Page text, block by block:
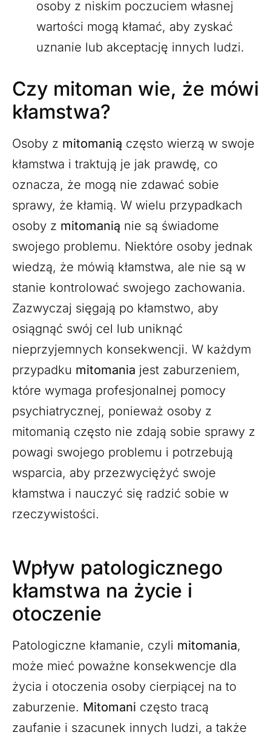
osoby z niskim poczuciem własnej
wartości mogą kłamać, aby zyskać
uznanie lub akceptację innych ludzi.
Czy mitoman wie, że mówi
kłamstwa?
Osoby z mitomanią często wierzą w swoje
kłamstwa i traktują je jak prawdę, co
oznacza, że mogą nie zdawać sobie
sprawy, że kłamią. W wielu przypadkach
osoby z mitomanią nie są świadome
swojego problemu. Niektóre osoby jednak
wiedzą, że mówią kłamstwa, ale nie są w
stanie kontrolować swojego zachowania.
Zazwyczaj sięgają po kłamstwo, aby
osiągnąć swój cel lub uniknąć
nieprzyjemnych konsekwencji. W każdym
przypadku mitomania jest zaburzeniem,
które wymaga profesjonalnej pomocy
psychiatrycznej, ponieważ osoby z
mitomanią często nie zdają sobie sprawy z
powagi swojego problemu i potrzebują
wsparcia, aby przezwyciężyć swoje
kłamstwa i nauczyć się radzić sobie w
rzeczywistości.
Wpływ patologicznego
kłamstwa na życie i
otoczenie
Patologiczne kłamanie, czyli mitomania,
może mieć poważne konsekwencje dla
życia i otoczenia osoby cierpiącej na to
zaburzenie. Mitomani często tracą
zaufanie i szacunek innych ludzi, a także